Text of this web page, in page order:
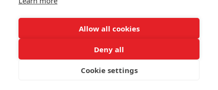
Snabblänkar
In English
Dataskyddspolicy
Allow all cookies
Deny all
Cookie settings